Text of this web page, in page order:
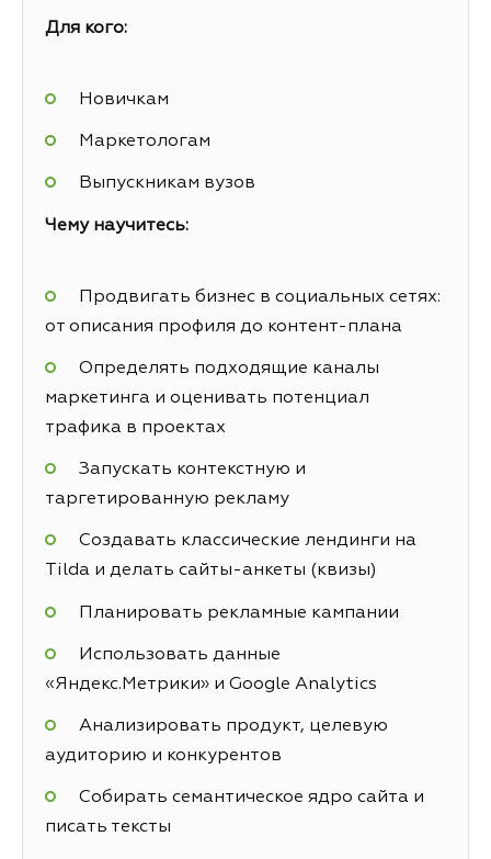
Для кого:
Новичкам
Маркетологам
Выпускникам вузов
Чему научитесь:
Продвигать бизнес в социальных сетях:
от описания профиля до контент-плана
Определять подходящие каналы
маркетинга и оценивать потенциал
трафика в проектах
Запускать контекстную и
таргетированную рекламу
Создавать классические лендинги на
Tilda и делать сайты-анкеты (квизы)
Планировать рекламные кампании
Использовать данные
«Яндекс.Метрики» и Google Analytics
Анализировать продукт, целевую
аудиторию и конкурентов
Собирать семантическое ядро сайта и
писать тексты